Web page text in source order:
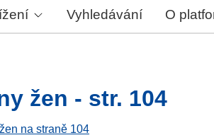
Vyhledávání O
žen - str. 104
na straně 104